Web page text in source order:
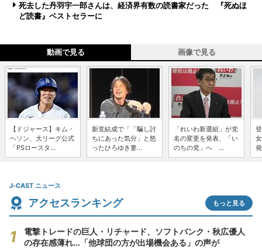
死去した丹羽宇一郎さんは、経済界有数の読書家だった 『死ぬほ
ど読書』ベストセラーに
動画で見る 画像で見る
【ドジャース】キム・
ヘソン、大リーグ公式
「PSロースタ...
新党結成で「「騙し討
ちにあった気分」と怒
ったひろゆき妻...
「れいわ新選組」が党
名の変更を発表、「い
のちの党」へ ...
J-CAST ニュース
アクセスランキング もっと見る
電撃トレードの巨人・リチャード、ソフトバンク・秋広優人
の存在感薄れ...「他球団の方が出場機会ある」の声が